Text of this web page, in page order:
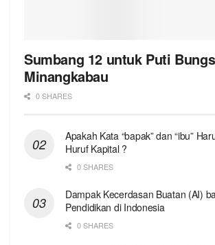
Sumbang 12 untuk Puti
Minangkabau
0 SHARES
Apakah Kata “bapak” dan “ibu”
Huruf Kapital ?
0 SHARES
Dampak Kecerdasan Buatan (AI)
Pendidikan di Indonesia
0 SHARES